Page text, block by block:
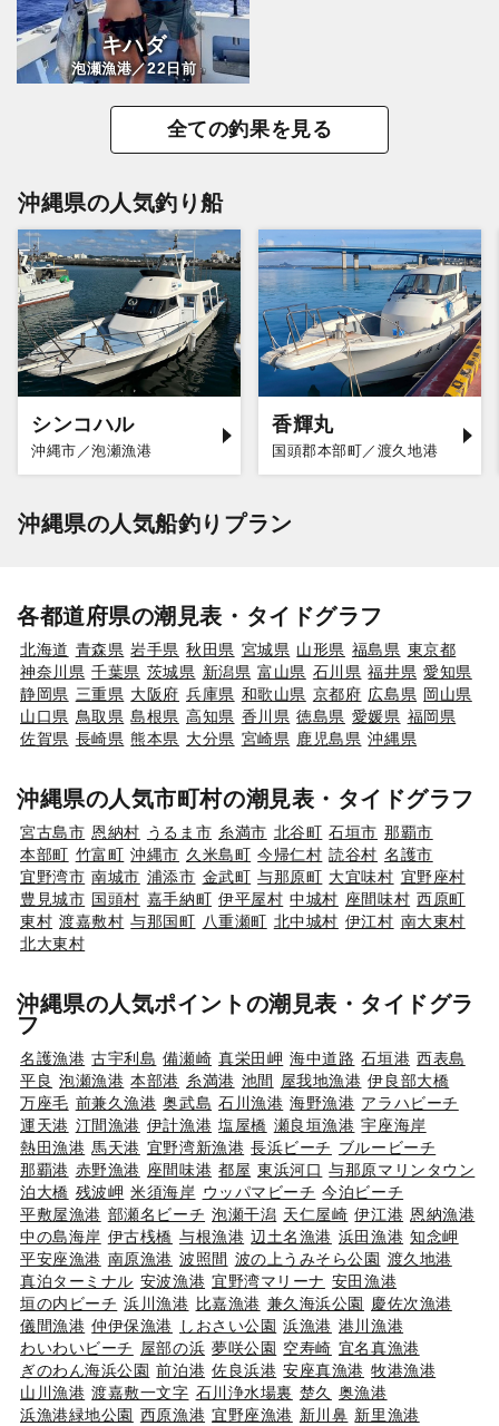
キハダ
泡瀬漁港／22日前
全ての釣果を見る
沖縄県の人気釣り船
シンコハル
沖縄市／泡瀬漁港
香輝丸
国頭郡本部町／渡久地港
沖縄県の人気船釣りプラン
各都道府県の潮見表・タイドグラフ
北海道 青森県 岩手県 秋田県 宮城県 山形県 福島県 東京都
神奈川県 千葉県 茨城県 新潟県 富山県 石川県 福井県 愛知県
静岡県 三重県 大阪府 兵庫県 和歌山県 京都府 広島県 岡山県
山口県 鳥取県 島根県 高知県 香川県 徳島県 愛媛県 福岡県
佐賀県 長崎県 熊本県 大分県 宮崎県 鹿児島県 沖縄県
沖縄県の人気市町村の潮見表・タイドグラフ
宮古島市 恩納村 うるま市 糸満市 北谷町 石垣市 那覇市
本部町 竹富町 沖縄市 久米島町 今帰仁村 読谷村 名護市
宜野湾市 南城市 浦添市 金武町 与那原町 大宜味村 宜野座村
豊見城市 国頭村 嘉手納町 伊平屋村 中城村 座間味村 西原町
東村 渡嘉敷村 与那国町 八重瀬町 北中城村 伊江村 南大東村
北大東村
沖縄県の人気ポイントの潮見表・タイドグラ
フ
名護漁港 古宇利島 備瀬崎 真栄田岬 海中道路 石垣港 西表島
平良 泡瀬漁港 本部港 糸満港 池間 屋我地漁港 伊良部大橋
万座毛 前兼久漁港 奥武島 石川漁港 海野漁港 アラハビーチ
運天港 汀間漁港 伊計漁港 塩屋橋 瀬良垣漁港 宇座海岸
熱田漁港 馬天港 宜野湾新漁港 長浜ビーチ ブルービーチ
那覇港 赤野漁港 座間味港 都屋 東浜河口 与那原マリンタウン
泊大橋 残波岬 米須海岸 ウッパマビーチ 今泊ビーチ
平敷屋漁港 部瀬名ビーチ 泡瀬干潟 天仁屋崎 伊江港 恩納漁港
中の島海岸 伊古桟橋 与根漁港 辺土名漁港 浜田漁港 知念岬
平安座漁港 南原漁港 波照間 波の上うみそら公園 渡久地港
真泊ターミナル 安波漁港 宜野湾マリーナ 安田漁港
垣の内ビーチ 浜川漁港 比嘉漁港 兼久海浜公園
慶佐次漁港
儀間漁港 仲伊保漁港 しおさい公園 浜漁港 港川漁港
わいわいビーチ 屋部の浜 夢咲公園 空寿崎 宜名真漁港
ぎのわん海浜公園 前泊港 佐良浜港 安座真漁港 牧港漁港
山川漁港 渡嘉敷一文字 石川浄水場裏 楚久
奥漁港
浜漁港緑地公園 西原漁港 宜野座漁港 新川鼻 新里漁港